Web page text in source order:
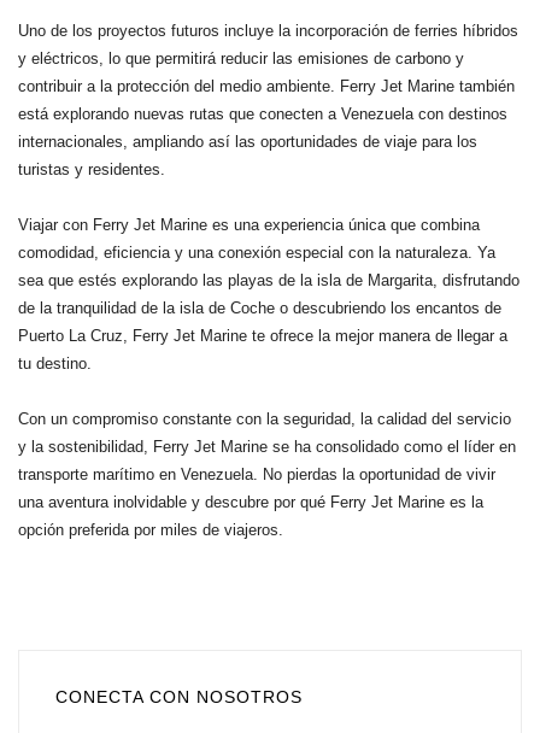
Uno de los proyectos futuros incluye la incorporación de ferries híbridos
y eléctricos, lo que permitirá reducir las emisiones de carbono y
contribuir a la protección del medio ambiente. Ferry Jet Marine también
está explorando nuevas rutas que conecten a Venezuela con destinos
internacionales, ampliando así las oportunidades de viaje para los
turistas y residentes.
Viajar con Ferry Jet Marine es una experiencia única que combina
comodidad, eficiencia y una conexión especial con la naturaleza. Ya
sea que estés explorando las playas de la isla de Margarita, disfrutando
de la tranquilidad de la isla de Coche o descubriendo los encantos de
Puerto La Cruz, Ferry Jet Marine te ofrece la mejor manera de llegar a
tu destino.
Con un compromiso constante con la seguridad, la calidad del servicio
y la sostenibilidad, Ferry Jet Marine se ha consolidado como el líder en
transporte marítimo en Venezuela. No pierdas la oportunidad de vivir
una aventura inolvidable y descubre por qué Ferry Jet Marine es la
opción preferida por miles de viajeros.
CONECTA CON NOSOTROS